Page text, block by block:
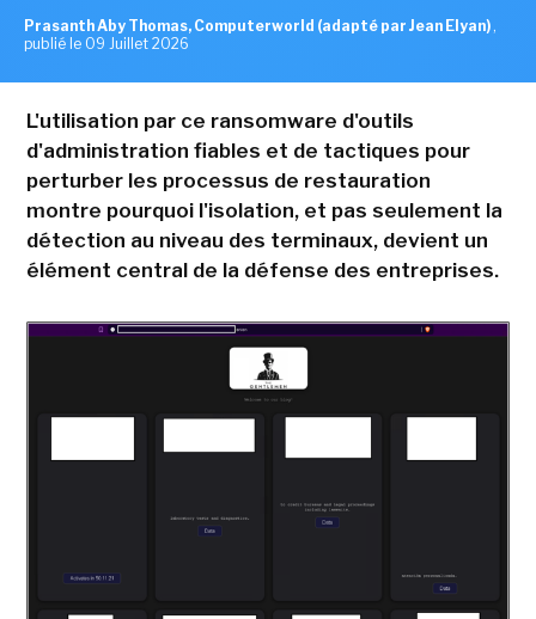
Prasanth Aby Thomas, Computerworld (adapté par Jean Elyan) ,
publié le 09 Juillet 2026
L'utilisation par ce ransomware d'outils
d'administration fiables et de tactiques pour
perturber les processus de restauration
montre pourquoi l'isolation, et pas seulement la
détection au niveau des terminaux, devient un
élément central de la défense des entreprises.